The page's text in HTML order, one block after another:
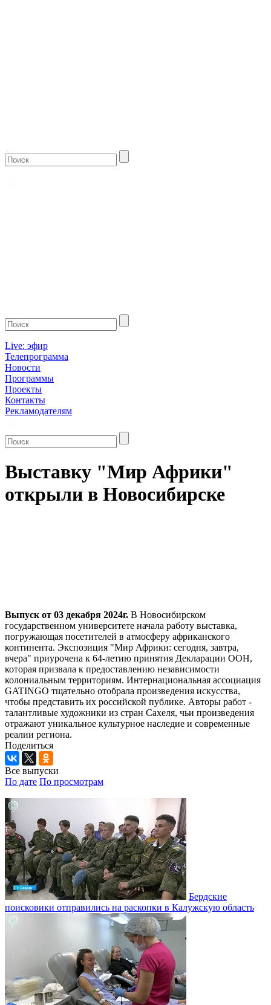
Live: эфир
Телепрограмма
Новости
Программы
Проекты
Контакты
Рекламодателям
Выставку "Мир Африки"
открыли в Новосибирске
Выпуск от 03 декабря 2024г. В Новосибирском
государственном университете начала работу выставка,
погружающая посетителей в атмосферу африканского
континента. Экспозиция "Мир Африки: сегодня, завтра,
вчера" приурочена к 64-летию принятия Декларации ООН,
которая призвала к предоставлению независимости
колониальным территориям. Интернациональная ассоциация
GATINGO тщательно отобрала произведения искусства,
чтобы представить их российской публике. Авторы работ -
талантливые художники из стран Сахеля, чьи произведения
отражают уникальное культурное наследие и современные
реалии региона.
Поделиться
Все выпуски
По дате По просмотрам
Бердские
поисковики отправились на раскопки в Калужскую область